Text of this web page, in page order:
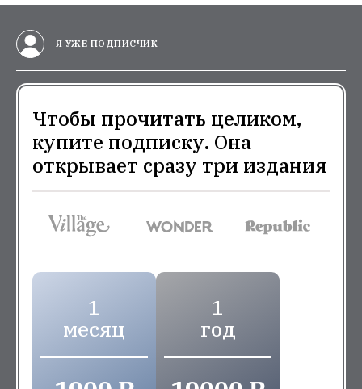
Я УЖЕ ПОДПИСЧИК
Чтобы прочитать целиком,
купите подписку. Она
открывает сразу три издания
1
месяц
1
год